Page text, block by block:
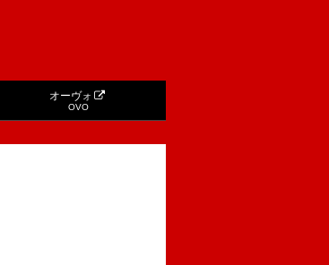
オーヴォ
OVO